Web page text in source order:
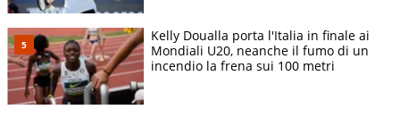
Kelly Doualla porta l'Italia in finale ai
Mondiali U20, neanche il fumo di un
incendio la frena sui 100 metri